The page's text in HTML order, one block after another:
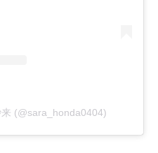
(@sara_honda0404)